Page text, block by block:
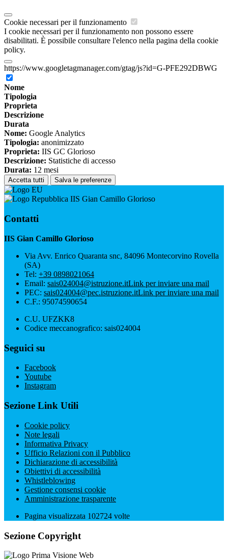
Cookie necessari per il funzionamento
I cookie necessari per il funzionamento non possono essere
disabilitati. È possibile consultare l'elenco nella pagina della cookie
policy.
https://www.googletagmanager.com/gtag/js?id=G-PFE292DBWG
Nome
Tipologia
Proprieta
Descrizione
Durata
Nome: Google Analytics
Tipologia: anonimizzato
Proprieta: IIS GC Glorioso
Descrizione: Statistiche di accesso
Durata: 12 mesi
Accetta tutti Salva le preferenze
IIS Gian Camillo Glorioso
Contatti
IIS Gian Camillo Glorioso
Via Avv. Enrico Quaranta snc, 84096 Montecorvino Rovella
(SA)
Tel: +39 0898021064
Email: sais024004@istruzione.itLink per inviare una mail
PEC: sais024004@pec.istruzione.itLink per inviare una mail
C.F.: 95074590654
C.U. UFZKK8
Codice meccanografico: sais024004
Seguici su
Facebook
Youtube
Instagram
Sezione Link Utili
Cookie policy
Note legali
Informativa Privacy
Ufficio Relazioni con il Pubblico
Dichiarazione di accessibilità
Obiettivi di accessibilità
Whistleblowing
Gestione consensi cookie
Amministrazione trasparente
Pagina visualizzata 102724 volte
Sezione Copyright